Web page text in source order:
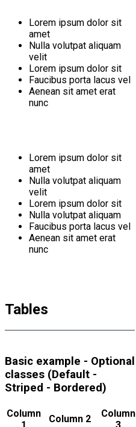
Lorem ipsum dolor sit
amet
Nulla volutpat aliquam
velit
Lorem ipsum dolor sit
Faucibus porta lacus vel
Aenean sit amet erat
nunc
Lorem ipsum dolor sit
amet
Nulla volutpat aliquam
velit
Lorem ipsum dolor sit
Nulla volutpat aliquam
Faucibus porta lacus vel
Aenean sit amet erat
nunc
Tables
Basic example - Optional
classes (Default -
Striped - Bordered)
Column
1
Column 2
Column
3